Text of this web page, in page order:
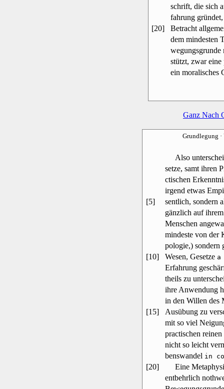
schrift, die sich
fahrung
[20]
Betracht
dem mindesten
wegungsgrunde
stützt, zwar eine
ein moralisches
Ganz Nach
Grundlegung
Also
setze, samt ihren
ctischen
irgend etwas
[5]
sentlich, sondern
gänzlich auf
Menschen
mindeste von der
pologie,) sondern
[10]
Wesen, Gesetze
Erfahrung
theils zu
ihre Anwendung
in den Willen des
[15]
Ausübung zu
mit so viel
practischen
nicht so leicht
benswandel in
[20]
Eine
entbehrlich